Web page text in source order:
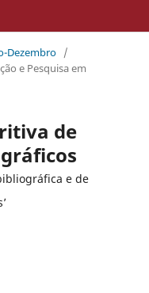
Dezembro /
e Pesquisa em
de
e de